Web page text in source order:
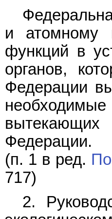
и атомному
функций в
органов,
Федерации
вытекающих
Федерации.
(п. 1 в ред.
717)
2.